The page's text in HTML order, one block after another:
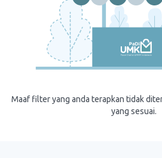
Maaf filter yang anda terapkan tidak
yang sesuai.